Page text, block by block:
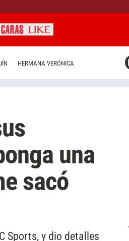
HERMANA VERÓNICA
una
sacó
Sports, y dio detalles